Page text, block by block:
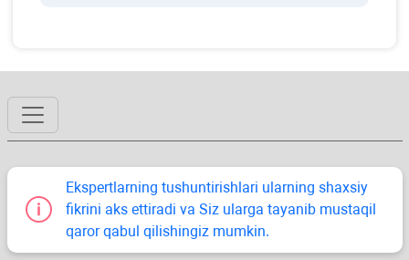
Ekspertlarning tushuntirishlari ularning shaхsiy
fikrini aks ettiradi va Siz ularga tayanib mustaqil
qaror qabul qilishingiz mumkin.